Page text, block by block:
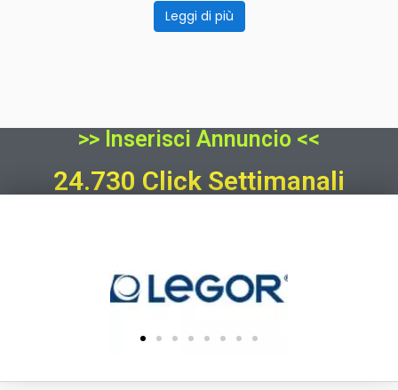
Leggi di più
>> Inserisci Annuncio <<
24.730 Click Settimanali